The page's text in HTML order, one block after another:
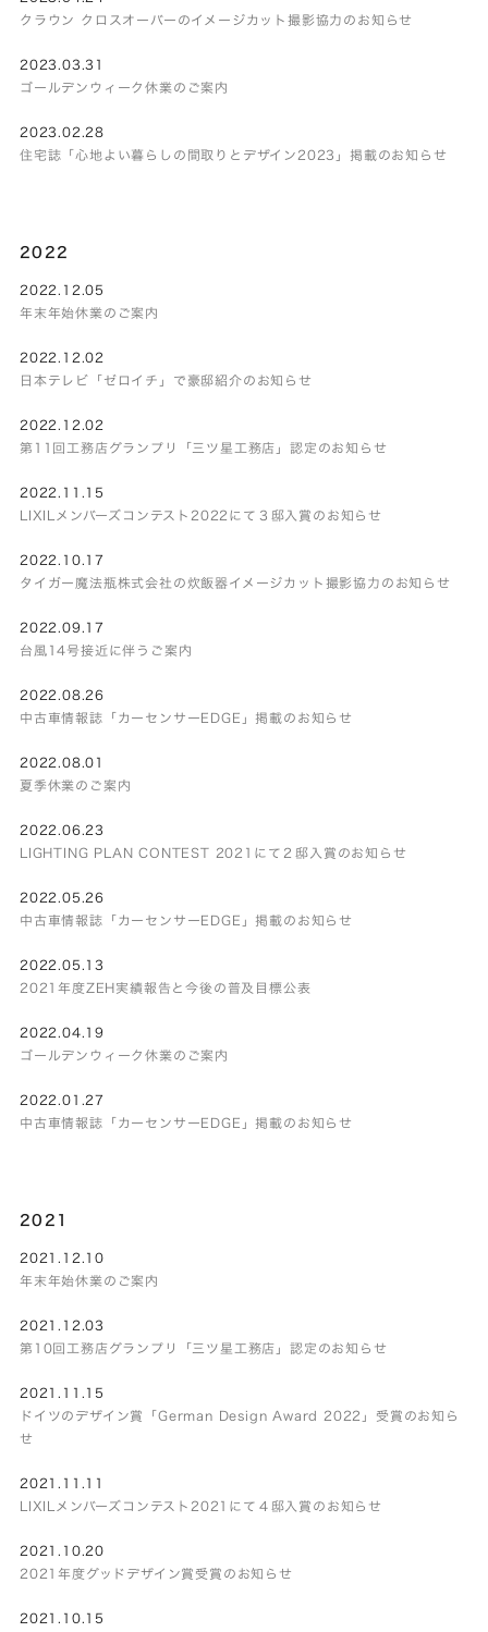
クラウン クロスオーバーのイメージカット撮影協力のお知らせ
2023.03.31
ゴールデンウィーク休業のご案内
2023.02.28
住宅誌「心地よい暮らしの間取りとデザイン2023」掲載のお知らせ
2022
2022.12.05
年末年始休業のご案内
2022.12.02
日本テレビ「ゼロイチ」で豪邸紹介のお知らせ
2022.12.02
第11回工務店グランプリ「三ツ星工務店」認定のお知らせ
2022.11.15
LIXILメンバーズコンテスト2022にて３邸入賞のお知らせ
2022.10.17
タイガー魔法瓶株式会社の炊飯器イメージカット撮影協力のお知らせ
2022.09.17
台風14号接近に伴うご案内
2022.08.26
中古車情報誌「カーセンサーEDGE」掲載のお知らせ
2022.08.01
夏季休業のご案内
2022.06.23
LIGHTING PLAN CONTEST 2021にて２邸入賞のお知らせ
2022.05.26
中古車情報誌「カーセンサーEDGE」掲載のお知らせ
2022.05.13
2021年度ZEH実績報告と今後の普及目標公表
2022.04.19
ゴールデンウィーク休業のご案内
2022.01.27
中古車情報誌「カーセンサーEDGE」掲載のお知らせ
2021
2021.12.10
年末年始休業のご案内
2021.12.03
第10回工務店グランプリ「三ツ星工務店」認定のお知らせ
2021.11.15
ドイツのデザイン賞「German Design Award 2022」受賞のお知ら
せ
2021.11.11
LIXILメンバーズコンテスト2021にて４邸入賞のお知らせ
2021.10.20
2021年度グッドデザイン賞受賞のお知らせ
2021.10.15